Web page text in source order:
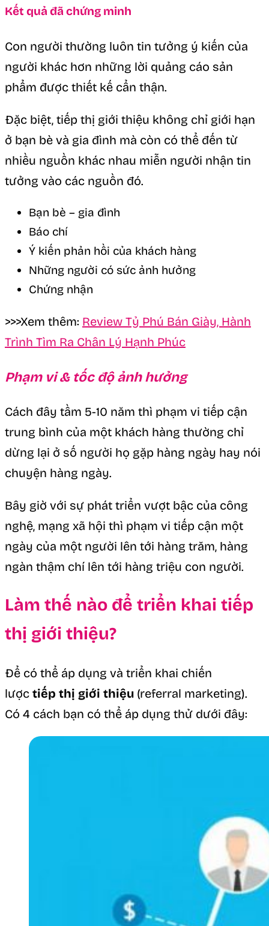
Kết quả đã chứng minh
Con người thường luôn tin tưởng ý kiến của
người khác hơn những lời quảng cáo sản
phẩm được thiết kế cẩn thận.
Đặc biệt, tiếp thị giới thiệu không chỉ giới hạn
ở bạn bè và gia đình mà còn có thể đến từ
nhiều nguồn khác nhau miễn người nhận tin
tưởng vào các nguồn đó.
Bạn bè – gia đình
Báo chí
Ý kiến phản hồi của khách hàng
Những người có sức ảnh hưởng
Chứng nhận
>>>Xem thêm: Review Tỷ Phú Bán Giày, Hành
Trình Tìm Ra Chân Lý Hạnh Phúc
Phạm vi & tốc độ ảnh hưởng
Cách đây tầm 5-10 năm thì phạm vi tiếp cận
trung bình của một khách hàng thường chỉ
dừng lại ở số người họ gặp hàng ngày hay nói
chuyện hàng ngày.
Bây giờ với sự phát triển vượt bậc của công
nghệ, mạng xã hội thì phạm vi tiếp cận một
ngày của một người lên tới hàng trăm, hàng
ngàn thậm chí lên tới hàng triệu con người.
Làm thế nào để triển khai tiếp
thị giới thiệu?
Để có thể áp dụng và triển khai chiến
lược tiếp thị giới thiệu (referral marketing).
Có 4 cách bạn có thể áp dụng thử dưới đây: